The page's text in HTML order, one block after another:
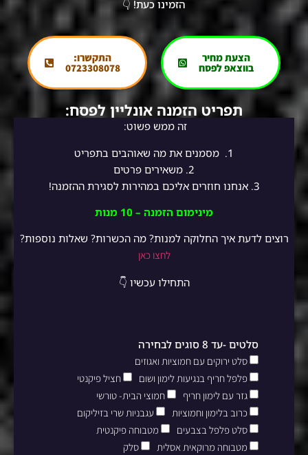
הזמינו כעת! 👇
הצעת מחיר
בווצאפ לפסח
התקשרו:
0723308078
תפריט הזמנה אונליין לפסח:
זה ממש פשוט:
1.
מסמנים את מה שאוהבים בתפריט
2. משאירים פרטים
3. אנחנו חוזרים אליכם במהירות לסגירת ההזמנה!
מינימום הזמנה – 10 מנות
רוצים לדעת איך החלוקה למנות? מה הכשרות? שאלות נוספות?
לחצו כאן
התחילו עכשיו 👇
סלטים -עד 8 סוגים לבחירה
סלט ירוקים עם חמוציות ואגוזים
פלפל חריף בנגיעות לימון ושום
חציל פיקנטי
גזר עם לימון חריף
חמוצי הבית- טורשי
כרוב בלימון וחמוציות
עגבניות שרי בזיליקום
סלט פלפל בצבעים
מטבוחה פיקנטית
מטבוחה מרוקאית אסלית
סלק